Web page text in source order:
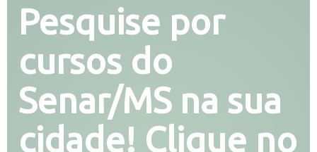
Pesquise por
cursos do
Senar/MS na sua
cidade! Clique no